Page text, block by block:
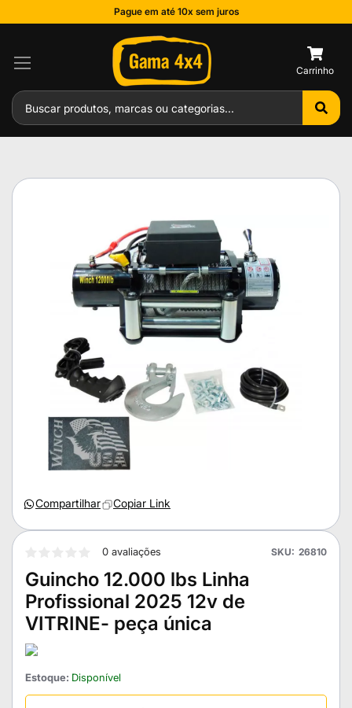
Pague em até 10x sem juros
0 avaliações SKU 26810
Guincho 12.000 lbs Linha
Profissional 2025 12v de
VITRINE- peça única
Estoque: Disponível
Compartilhar Copiar Link